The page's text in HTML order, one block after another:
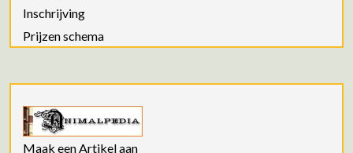
Inschrijving
Prijzen schema
Maak een Artikel aan